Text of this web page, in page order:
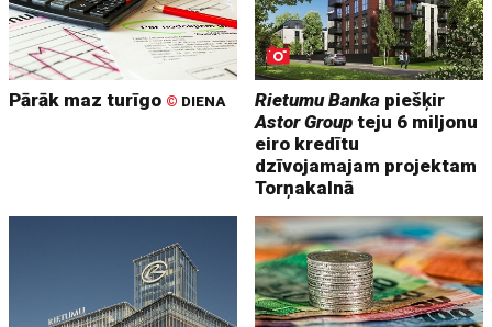
Pārāk maz turīgo © DIENA Rietumu Banka piešķir
Astor Group teju 6 miljonu
eiro kredītu
dzīvojamajam projektam
Torņakalnā